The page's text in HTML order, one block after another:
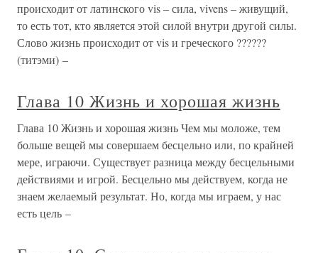
происходит от латинского vis – сила, vivens – живущий,
то есть тот, кто является этой силой внутри другой силы.
Слово жизнь происходит от vis и греческого ??????
(титэми) –
Глава 10 Жизнь и хорошая жизнь
Глава 10 Жизнь и хорошая жизнь Чем мы моложе, тем
больше вещей мы совершаем бесцельно или, по крайней
мере, играючи. Существует разница между бесцельными
действиями и игрой. Бесцельно мы действуем, когда не
знаем желаемый результат. Но, когда мы играем, у нас
есть цель –